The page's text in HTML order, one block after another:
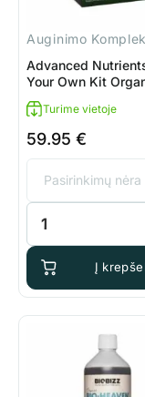
Auginimo
Advanced
Your Own Kit
Turime vietoje
59.95 €
produkto kiekis:
Į